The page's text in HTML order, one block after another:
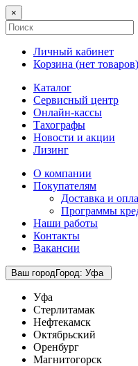
×
Личный кабинет
Корзина (нет товаров)
Каталог
Сервисный центр
Онлайн-кассы
Тахографы
Новости и акции
Лизинг
О компании
Покупателям
Доставка и
Программы
Наши работы
Контакты
Вакансии
Ваш городГород: Уфа
Уфа
Стерлитамак
Нефтекамск
Октябрьский
Оренбург
Магнитогорск